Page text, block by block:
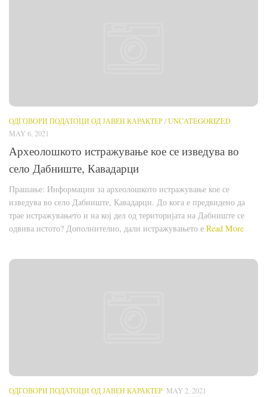
ОДГОВОРИ ПОДАТОЦИ ОД ЈАВЕН КАРАКТЕР/UNCATEGORIZED
MAY 6, 2021
Археолошкото истражување кое се изведува во
село Дабниште, Кавадарци
Прашање: Информации за археолошкото истражување кое се
изведува во село Дабниште, Кавадарци. До кога е предвидено да
трае истражувањето и на кој дел од територијата на Дабниште се
одвива истото? Дополнително, дали истражувањето е Read More
ОДГОВОРИ ПОДАТОЦИ ОД ЈАВЕН КАРАКТЕР MAY 2, 2021